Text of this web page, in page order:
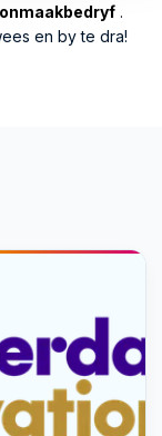
.
en by te dra!